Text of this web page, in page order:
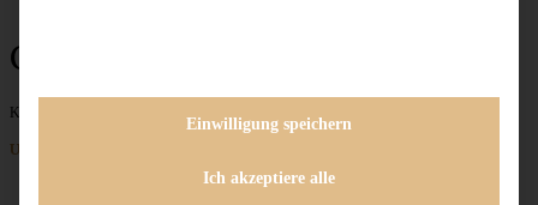
Geeister Stollen
Keine Beiträge gefunden
Unternehmen
Einwilligung speichern
Ich akzeptiere alle